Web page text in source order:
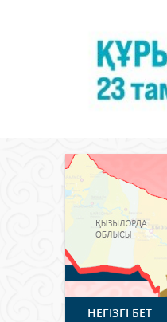
НЕГІЗГІ БЕТ